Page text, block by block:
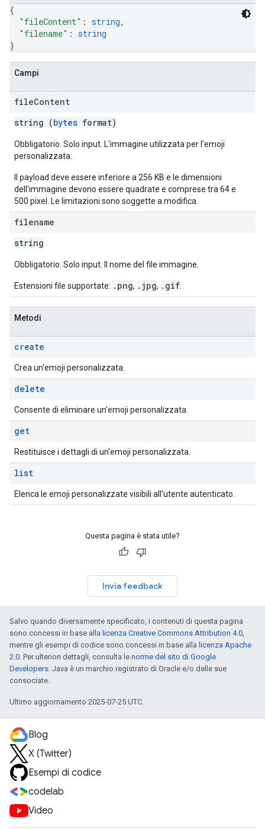
{
"fileContent" : string,
"filename" : string
}
Campi
fileContent
string (bytes format)
Obbligatorio. Solo input. L'immagine utilizzata per l'emoji
personalizzata.
Il payload deve essere inferiore a 256 KB e le dimensioni
dell'immagine devono essere quadrate e comprese tra 64 e
500 pixel. Le limitazioni sono soggette a modifica.
filename
string
Obbligatorio. Solo input. Il nome del file immagine.
Estensioni file supportate: .png, .jpg, .gif
Metodi
create
Crea un'emoji personalizzata.
delete
Consente di eliminare un'emoji personalizzata.
get
Restituisce i dettagli di un'emoji personalizzata.
list
Elenca le emoji personalizzate visibili all'utente autenticato.
Questa pagina è stata utile?
Invia feedback
Salvo quando diversamente specificato, i contenuti di questa pagina
sono concessi in base alla licenza Creative Commons Attribution 4.0,
mentre gli esempi di codice sono concessi in base alla licenza Apache
2.0. Per ulteriori dettagli, consulta le norme del sito di Google
Developers. Java è un marchio registrato di Oracle e/o delle sue
consociate.
Ultimo aggiornamento 2025-07-25 UTC.
Blog
X (Twitter)
Esempi di codice
codelab
Video